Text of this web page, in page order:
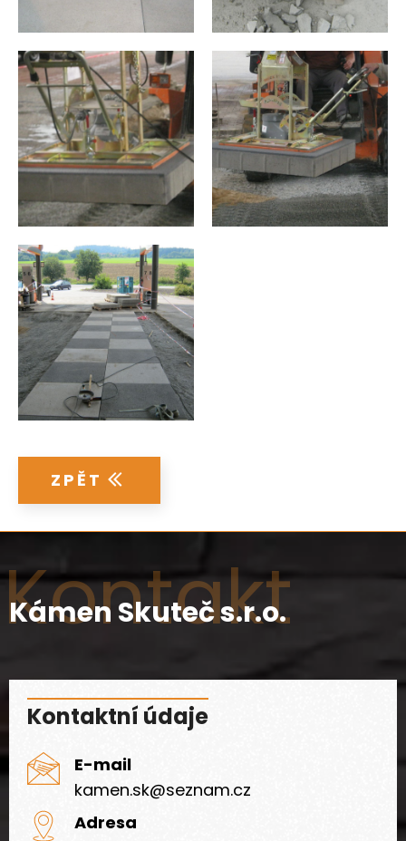
ZPĚT
Kontakt
Kámen Skuteč s.r.o.
Kontaktní údaje
E-mail
kamen.sk@seznam.cz
Adresa